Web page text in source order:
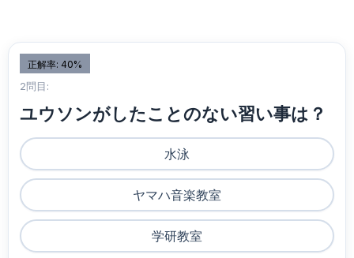
正解率: 40%
2問目:
ユウソンがしたことのない習い事は？
水泳
ヤマハ音楽教室
学研教室